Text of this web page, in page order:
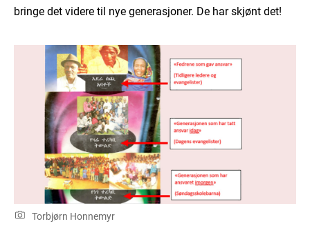
bringe det videre til nye generasjoner. De har skjønt det!
Torbjørn Honnemyr